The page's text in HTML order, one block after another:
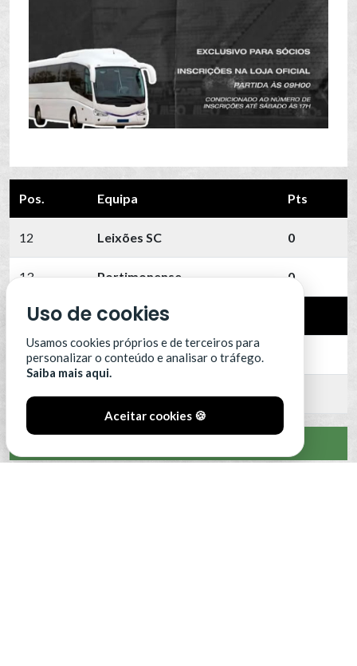
Pos. Equipa Pts
12 Leixões SC 0
13 Portimonense 0
14 SC Farense
15 SCU Torreense
16 Benfica B
Uso de cookies
Usamos cookies próprios e de terceiros para
personalizar o conteúdo e analisar o tráfego.
Saiba mais aqui.
Aceitar cookies 🍪